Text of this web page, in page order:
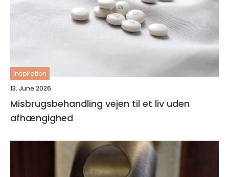
inspiration
13. June 2026
Misbrugsbehandling vejen til et liv uden
afhængighed